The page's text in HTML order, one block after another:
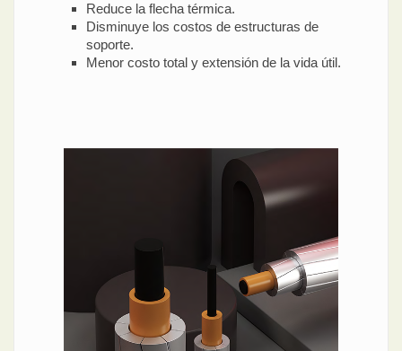
Reduce la flecha térmica.
Disminuye los costos de estructuras de
soporte.
Menor costo total y extensión de la vida útil.